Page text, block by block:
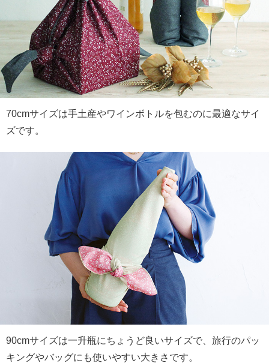
70cmサイズは手土産やワインボトルを包むのに最適なサイ
ズです。
90cmサイズは一升瓶にちょうど良いサイズで、旅行のパッ
キングやバッグにも使いやすい大きさです。